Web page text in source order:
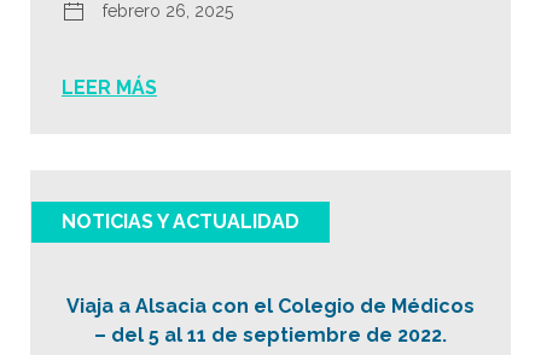
febrero 26, 2025
LEER MÁS
NOTICIAS Y ACTUALIDAD
Viaja a Alsacia con el Colegio de Médicos
– del 5 al 11 de septiembre de 2022.